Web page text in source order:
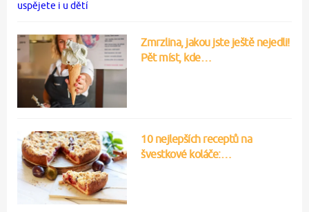
Zmrzlina, jakou jste ještě nejedli!
Pět míst, kde…
10 nejlepších receptů na
švestkové koláče:…